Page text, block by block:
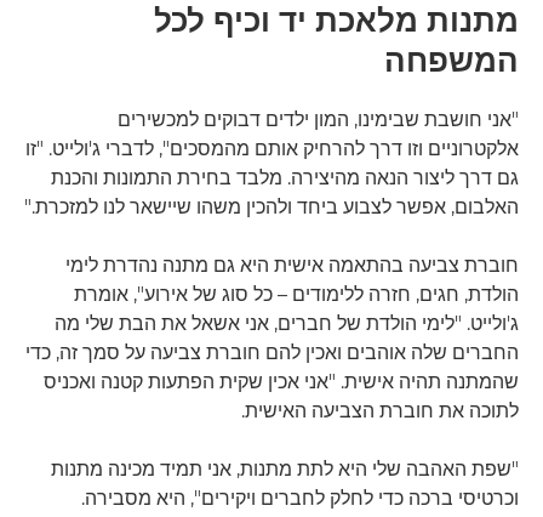
מתנות מלאכת יד וכיף לכל
המשפחה
"אני חושבת שבימינו, המון ילדים דבוקים למכשירים
אלקטרוניים וזו דרך להרחיק אותם מהמסכים", לדברי ג'ולייט. "זו
גם דרך ליצור הנאה מהיצירה. מלבד בחירת התמונות והכנת
האלבום, אפשר לצבוע ביחד ולהכין משהו שיישאר לנו למזכרת."
חוברת צביעה בהתאמה אישית היא גם מתנה נהדרת לימי
הולדת, חגים, חזרה ללימודים – כל סוג של אירוע", אומרת
ג'ולייט. "לימי הולדת של חברים, אני אשאל את הבת שלי מה
החברים שלה אוהבים ואכין להם חוברת צביעה על סמך זה, כדי
שהמתנה תהיה אישית. "אני אכין שקית הפתעות קטנה ואכניס
לתוכה את חוברת הצביעה האישית.
"שפת האהבה שלי היא לתת מתנות, אני תמיד מכינה מתנות
וכרטיסי ברכה כדי לחלק לחברים ויקירים", היא מסבירה.